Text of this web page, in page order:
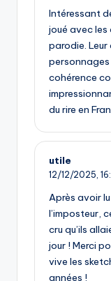
Intéressant
joué avec les
parodie.
cohérence
du rire en
utile
12/12/2025,
Après avoir
l’imposteur,
cru qu’ils
jour ! Merci
vive les
années !